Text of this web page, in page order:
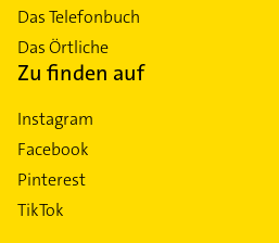
Das Telefonbuch
Das Örtliche
Zu finden auf
Instagram
Facebook
Pinterest
TikTok